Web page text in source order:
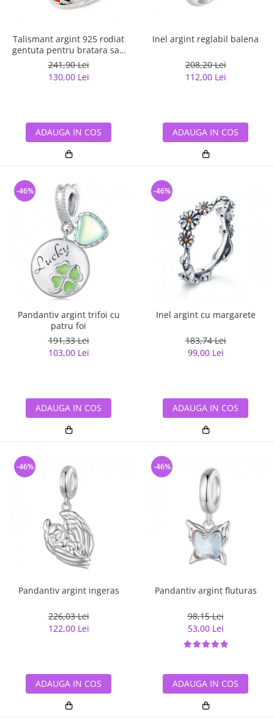
Talismant argint 925 rodiat
gentuta pentru bratara sau
lant
241,90 Lei
130,00 Lei
ADAUGA IN COS
Inel argint reglabil balena
208,20 Lei
112,00 Lei
ADAUGA IN COS
Pandantiv argint trifoi cu
patru foi
191,33 Lei
103,00 Lei
-46%
ADAUGA IN COS
Inel argint cu margarete
183,74 Lei
99,00 Lei
-46%
ADAUGA IN COS
Pandantiv argint ingeras
226,03 Lei
122,00 Lei
-46%
ADAUGA IN COS
Pandantiv argint fluturas
98,15 Lei
53,00 Lei
-46%
ADAUGA IN COS